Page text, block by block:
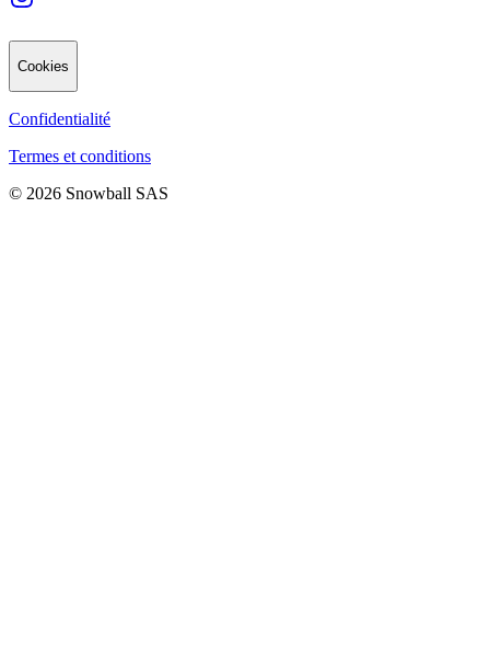
Cookies
Confidentialité
Termes et conditions
© 2026 Snowball SAS